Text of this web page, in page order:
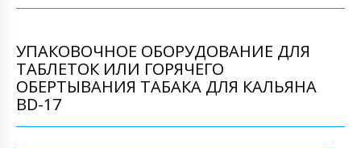
УПАКОВОЧНОЕ ОБОРУДОВАНИЕ ДЛЯ
ТАБЛЕТОК ИЛИ ГОРЯЧЕГО
ОБЕРТЫВАНИЯ ТАБАКА ДЛЯ КАЛЬЯНА
BD-17